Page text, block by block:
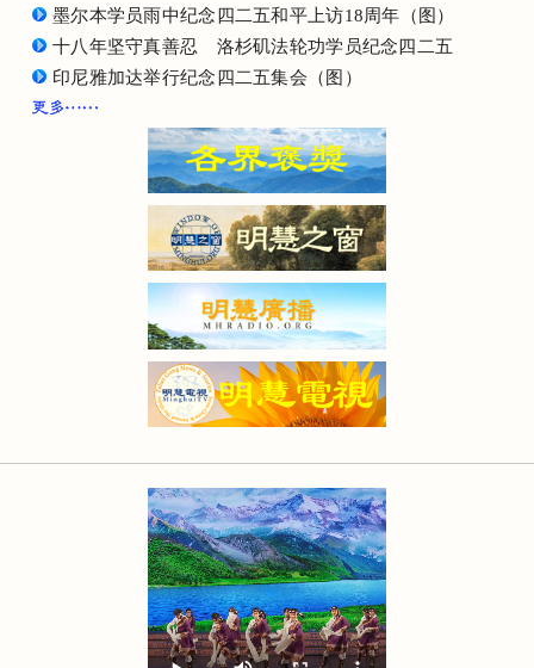
墨尔本学员雨中纪念四二五和平上访18周年（图）
十八年坚守真善忍 洛杉矶法轮功学员纪念四二五
印尼雅加达举行纪念四二五集会（图）